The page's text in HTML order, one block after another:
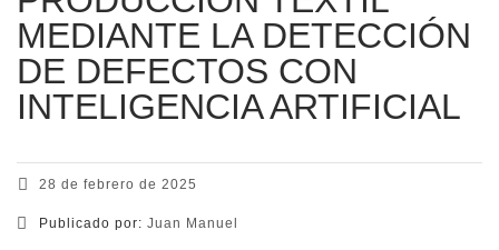
MEDIANTE LA DETECCIÓN
DE DEFECTOS CON
INTELIGENCIA ARTIFICIAL
28 de febrero de 2025
Publicado por: Juan Manuel